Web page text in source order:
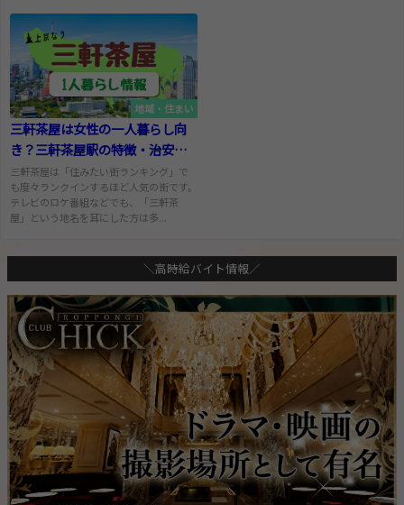
地域・住まい
三軒茶屋は女性の一人暮らし向
き？三軒茶屋駅の特徴・治安・
口コミ評判まとめ
三軒茶屋は「住みたい街ランキング」で
も度々ランクインするほど人気の街です。
テレビのロケ番組などでも、「三軒茶
屋」という地名を耳にした方は多...
＼高時給バイト情報／